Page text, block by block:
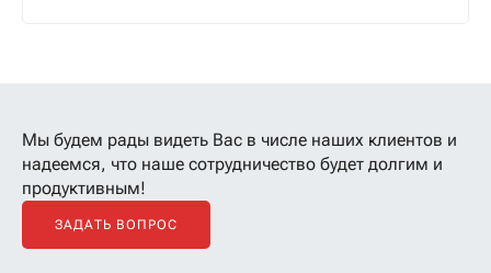
Мы будем рады видеть Вас в числе наших клиентов и
надеемся, что наше сотрудничество будет долгим и
продуктивным!
ЗАДАТЬ ВОПРОС